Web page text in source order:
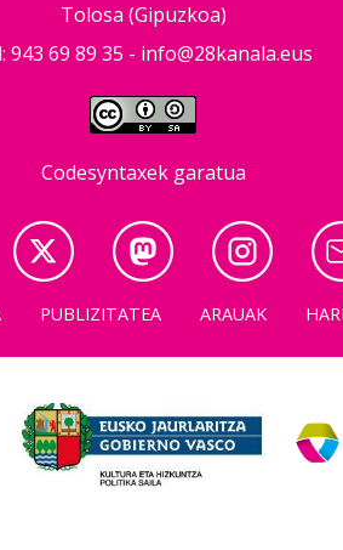
Tolosa (Gipuzkoa)
943 69 89 35 - info@28kanala.eus
Codesyntaxek garatua
PUBLIZITATEA ARAUAK